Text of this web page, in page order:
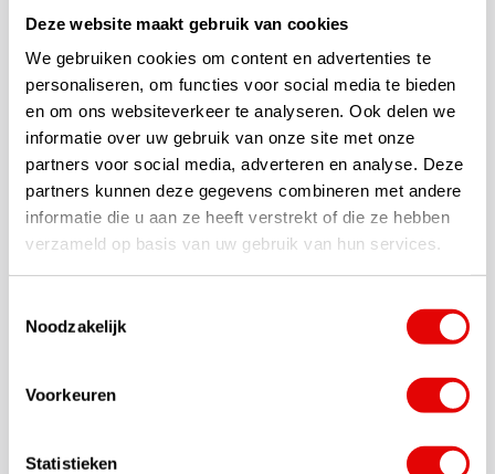
Deze website maakt gebruik van cookies
We gebruiken cookies om content en advertenties te
personaliseren, om functies voor social media te bieden
en om ons websiteverkeer te analyseren. Ook delen we
informatie over uw gebruik van onze site met onze
partners voor social media, adverteren en analyse. Deze
partners kunnen deze gegevens combineren met andere
informatie die u aan ze heeft verstrekt of die ze hebben
verzameld op basis van uw gebruik van hun services.
Noodzakelijk
Voorkeuren
Statistieken
cliente de GolfDriver.nl al tel. +31 (0)85-0602099 para obtener
asesoramiento personal o para discutir deseos específicos.